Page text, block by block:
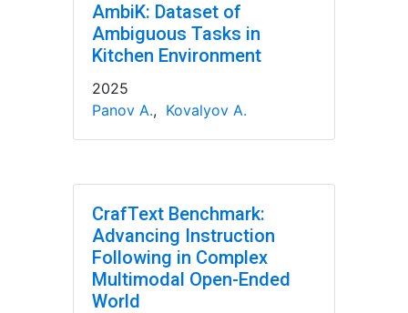
AmbiK: Dataset of
Ambiguous Tasks in
Kitchen Environment
2025
Panov A., Kovalyov A.
CrafText Benchmark:
Advancing Instruction
Following in Complex
Multimodal Open-Ended
World